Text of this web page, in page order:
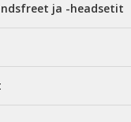
ja -headsetit